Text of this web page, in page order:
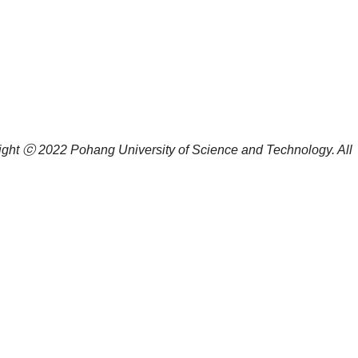
ⓒ 2022 Pohang University of Science and Technology. All